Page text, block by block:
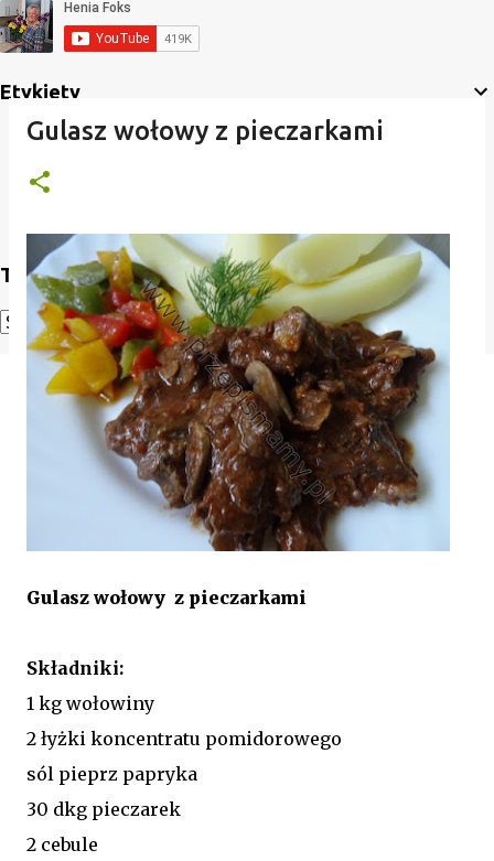
Etykiety
Translate
Powered by Translate
Gulasz wołowy z pieczarkami
Gulasz wołowy z pieczarkami
Składniki:
1 kg wołowiny
2 łyżki koncentratu pomidorowego
sól pieprz papryka
30 dkg pieczarek
2 cebule